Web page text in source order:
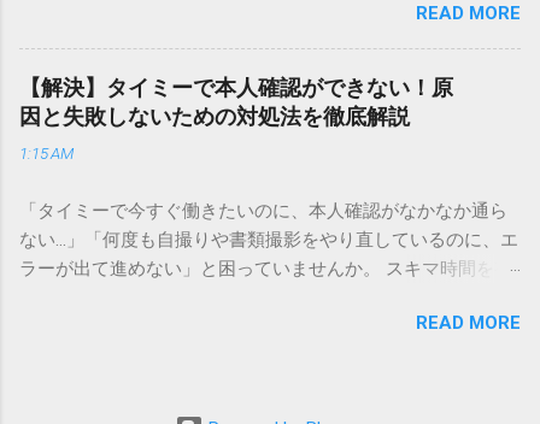
いう特徴があります。地域に密着した各拠点が配送をコント
ロールしているため、現場の状況に合わせた柔軟な相談がし
やすいのがメリットです。まずは、今抱えている悩みがどの
サービスで解決できるかを確認していきましょう。 1. 荷物の
るのが最も効率的です。現在の荷物がいったいどこにあるの
か、いつ届く予定なのかは、お手元の番号一つで判明しま
す。 伝票番号（お問い合わせ番号）を準備する : 送り状（伝
票）の控えに記載されている、数字の並びを確認してくださ
い。これが荷物の識別番号になります。 確認できる内容 : 集
「手拍子のリズムに自信がない」と不安を感じる方も多いは
ずです。この記事では、ビジネスからカジュアルな集まりま
で、どのような場面でも堂々と立ち振る舞えるための「一本
締め」の作法を、基礎知識から具体的なセリフ例まで丁寧に
解説します。 一本締めとは？その本質と効果 一本締めは、単
に手を叩いて終わらせる作業ではありません。その時間、そ
て刻み込む伝統的な儀礼です。 一本締めがもたらすポジティ
ブな効果 一体感の創出 参加者全員が一斉に同じリズムを刻む
ことで、集団としての連帯感が生まれます。 心地よい終幕
韻を大切にしながら、すっきりと解散することができます。
READ MORE
【解決】タイミーで本人確認ができない！原
因と失敗しないための対処法を徹底解説
1:15 AM
「タイミーで今すぐ働きたいのに、本人確認がなかなか通ら
ない…」「何度も自撮りや書類撮影をやり直しているのに、エ
ラーが出て進めない」と困っていませんか。 スキマ時間を有
賢い働き方に欠かせないツールです。しかし、その最初の壁
という、もったいない状況になってしまいます。 実は、タイ
READ MORE